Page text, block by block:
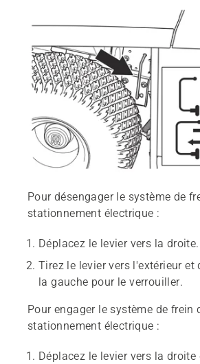
Pour désengager le système de
stationnement électrique :
Déplacez le levier vers la droite.
Tirez le levier vers l'extérieur et
la gauche pour le verrouiller.
Pour engager le système de frein
stationnement électrique :
Déplacez le levier vers la droite